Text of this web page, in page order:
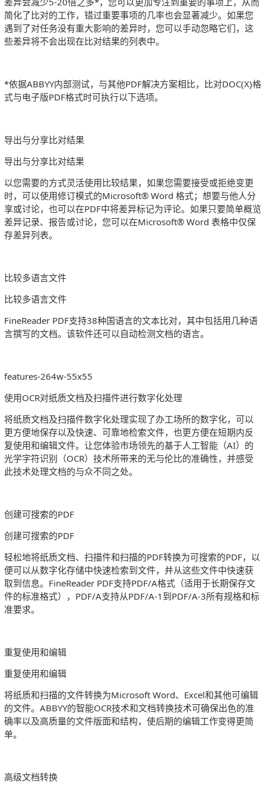
简化了比对的工作，错过重要事项的几率也会显著减少。如果您
遇到了对任务没有重大影响的差异时，您可以手动忽略它们，这
些差异将不会出现在比对结果的列表中。
*依据ABBYY内部测试，与其他PDF解决方案相比，比对DOC(X)格
式与电子版PDF格式时可执行以下选项。
导出与分享比对结果
导出与分享比对结果
以您需要的方式灵活使用比较结果，如果您需要接受或拒绝变更
时，可以使用修订模式的Microsoft® Word 格式；想要与他人分
享或讨论，也可以在PDF中将差异标记为评论。如果只要简单概览
差异记录、报告或讨论，您可以在Microsoft® Word 表格中仅保
存差异列表。
比较多语言文件
比较多语言文件
FineReader PDF支持38种国语言的文本比对，其中包括用几种语
言撰写的文档。该软件还可以自动检测文档的语言。
features-264w-55x55
使用OCR对纸质文档及扫描件进行数字化处理
将纸质文档及扫描件数字化处理实现了办工场所的数字化，可以
更方便地保存以及快速、可靠地检索文件，也更方便在短期内反
复使用和编辑文件。让您体验市场领先的基于人工智能（AI）的
光学字符识别（OCR）技术所带来的无与伦比的准确性，并感受
此技术处理文档的与众不同之处。
创建可搜索的PDF
创建可搜索的PDF
轻松地将纸质文档、扫描件和扫描的PDF转换为可搜索的PDF，以
便可以从数字化存储中快速检索到文件，并从这些文件中快速获
取到信息。FineReader PDF支持PDF/A格式（适用于长期保存文
件的标准格式），PDF/A支持从PDF/A-1到PDF/A-3所有规格和标
准要求。
重复使用和编辑
重复使用和编辑
将纸质和扫描的文件转换为Microsoft Word、Excel和其他可编辑
的文件。ABBYY的智能OCR技术和文档转换技术可确保出色的准
确率以及高质量的文件版面和结构，使后期的编辑工作变得更简
单。
高级文档转换